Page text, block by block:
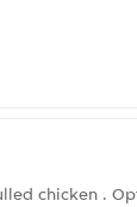
chicken .